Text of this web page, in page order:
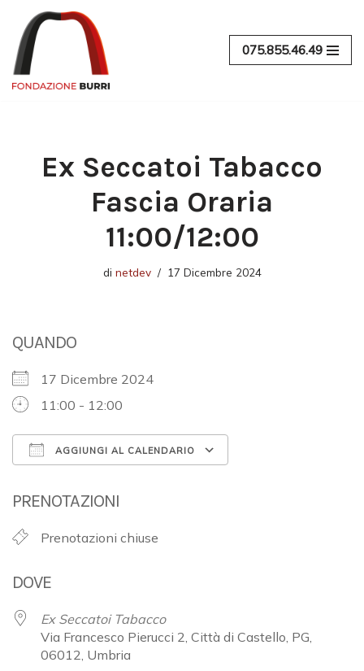
Vai
al
contenuto
075.855.46.49
Ex Seccatoi Tabacco
Fascia Oraria
11:00/12:00
di netdev 17 Dicembre 2024
QUANDO
17 Dicembre 2024
11:00 - 12:00
AGGIUNGI AL CALENDARIO
PRENOTAZIONI
Prenotazioni chiuse
DOVE
Ex Seccatoi Tabacco
Via Francesco Pierucci 2, Città di Castello, PG,
06012, Umbria